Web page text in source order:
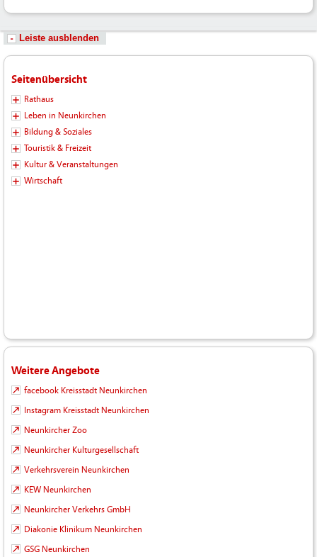
Leiste ausblenden
Seitenübersicht
Rathaus
Leben in Neunkirchen
Bildung & Soziales
Touristik & Freizeit
Kultur & Veranstaltungen
Wirtschaft
Weitere Angebote
facebook Kreisstadt Neunkirchen
Instagram Kreisstadt Neunkirchen
Neunkircher Zoo
Neunkircher Kulturgesellschaft
Verkehrsverein Neunkirchen
KEW Neunkirchen
Neunkircher Verkehrs GmbH
Diakonie Klinikum Neunkirchen
GSG Neunkirchen